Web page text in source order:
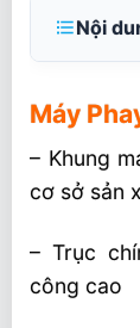
Nội
CNC
Máy
– Khung
cơ sở sản
– Trục
công cao